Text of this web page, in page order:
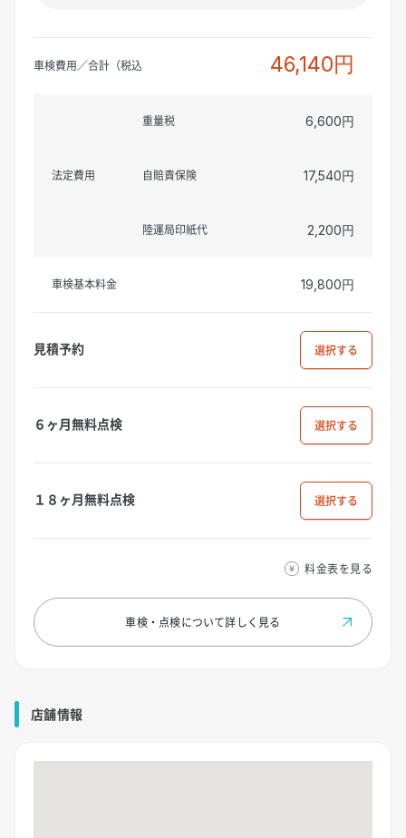
車検費用／合計（税込 46,140円
法定費用
重量税 6,600円
自賠責保険 17,540円
陸運局印紙代 2,200円
車検基本料金 19,800円
見積予約 選択
６ヶ月無料点検 選択
１８ヶ月無料点検 選択
料金表を見る
車検・点検について詳しく見る
店舗情報